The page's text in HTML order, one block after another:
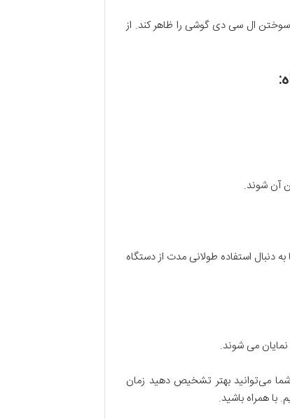
ال سی دی گوشی را ظاهر کند. از
:
آن شوند.
استفاده طولانی مدت از دستگاه
می شوند.
می‌توانید بهتر تشخیص دهید زمان
با همراه باشید.